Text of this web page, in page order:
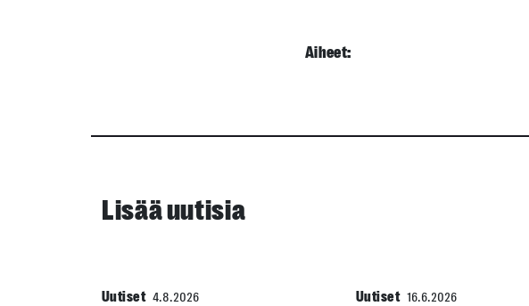
Aiheet:
Lisää uutisia
Uutiset 4.8.2026 Uutiset 16.6.2026